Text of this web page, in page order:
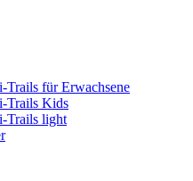
für Erwachsene
Trails Kids
Trails light